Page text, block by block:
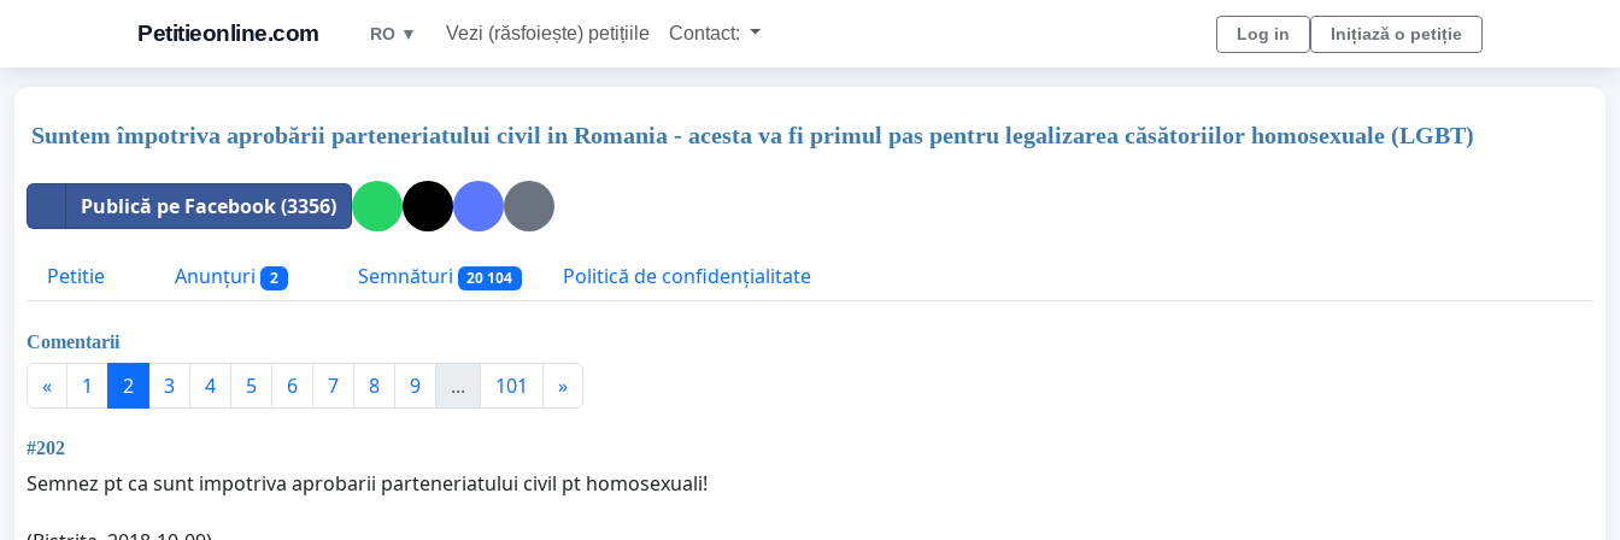
Petitieonline.com RO ▼ Vezi (răsfoiește) petițiile Contact: Log in Inițiază o petiție
Suntem împotriva aprobării parteneriatului civil in Romania - acesta va fi primul pas pentru legalizarea căsătoriilor homosexuale (LGBT)
Publică pe Facebook (3356)
Petitie Anunțuri 2 Semnături 20 104 Politică de confidențialitate
Comentarii
« 1 2 3 4 5 6 7 8 9 ... 101 »
#202
Semnez pt ca sunt impotriva aprobarii parteneriatului civil pt homosexuali!